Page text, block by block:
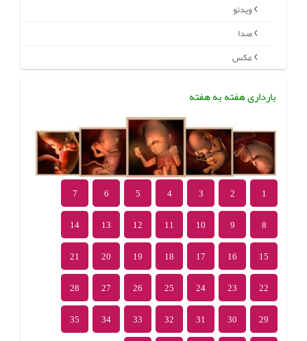
ویدئو
صدا
عکس
بارداری هفته به هفته
1
2
3
4
5
6
7
8
9
10
11
12
13
14
15
16
17
18
19
20
21
22
23
24
25
26
27
28
29
30
31
32
33
34
35